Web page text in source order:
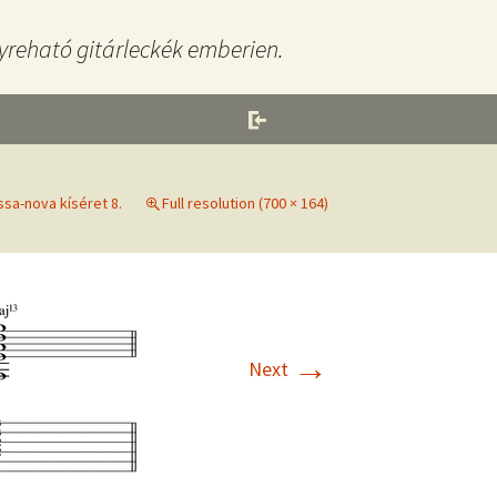
gitárleckék emberien.
nova kíséret 8. Full resolution (700 × 164)
Next →